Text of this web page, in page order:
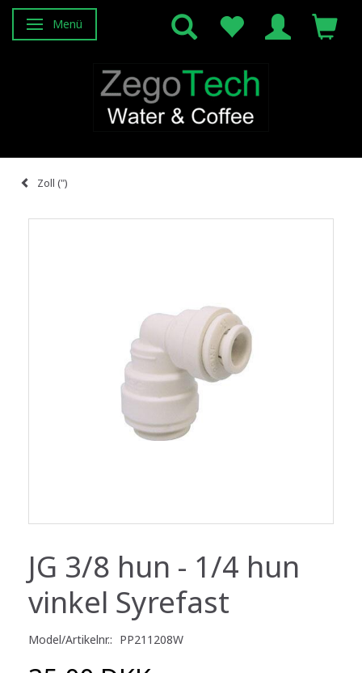
Anzeige ändern
Menü
Zoll (")
JG 3/8 hun - 1/4 hun
vinkel Syrefast
Model/Artikelnr.: PP211208W